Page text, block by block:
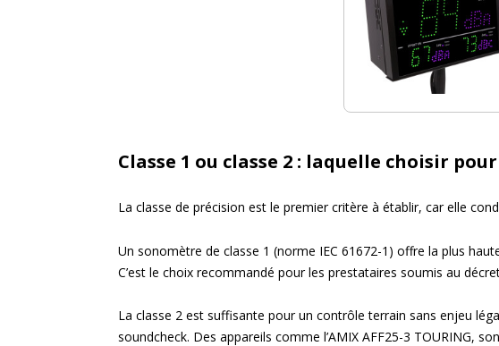
Classe 1 ou classe 2 : laquelle choisir
La classe de précision est le premier critère à établir, car elle
Un sonomètre de classe 1 (norme IEC 61672-1) offre la plus
C’est le choix recommandé pour les prestataires soumis au
La classe 2 est suffisante pour un contrôle terrain sans enjeu
soundcheck. Des appareils comme l’AMIX AFF25-3 TOURING,